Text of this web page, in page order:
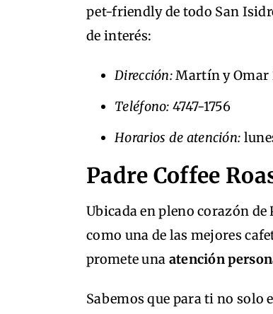
pet-friendly de todo San
de interés:
Dirección:Martín y Omar
Teléfono: 4747-1756
Horarios de atención:
Padre Coffee
Ubicada en pleno corazón
como una de las mejores
promete una atención
Sabemos que para ti no solo